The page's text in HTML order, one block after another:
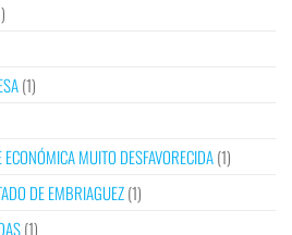
(1)
MUITO DESFAVORECIDA(1)
DE EMBRIAGUEZ(1)
(1)